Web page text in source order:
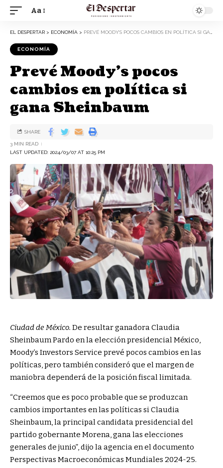
Aa
EL DESPERTAR > ECONOMÍA > PREVÉ MOODY’S POCOS CAMBIOS EN POLÍTICA SI GANA SHEINBAUM
ECONOMÍA
Prevé Moody’s pocos
cambios en política si
gana Sheinbaum
LAST UPDATED: 2024/03/07 AT 10:25 PM
3 MIN READ
SHARE
Ciudad de México. De resultar ganadora Claudia
Sheinbaum Pardo en la elección presidencial México,
Moody’s Investors Service prevé pocos cambios en las
políticas, pero también consideró que el margen de
maniobra dependerá de la posición fiscal limitada.
“Creemos que es poco probable que se produzcan
cambios importantes en las políticas si Claudia
Sheinbaum, la principal candidata presidencial del
partido gobernante Morena, gana las elecciones
generales de junio”, dijo la agencia en el documento
Perspectivas Macroeconómicas Mundiales 2024-25.